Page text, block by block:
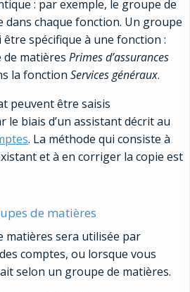
: par exemple, le groupe de
dans chaque fonction. Un groupe
spécifique à une fonction :
matières Primes d’assurances
la fonction Services généraux.
peuvent être saisis
le biais d’un assistant décrit au
. La méthode qui consiste à
et à en corriger la copie est
de matières
matières sera utilisée par
comptes, ou lorsque vous
selon un groupe de matières.